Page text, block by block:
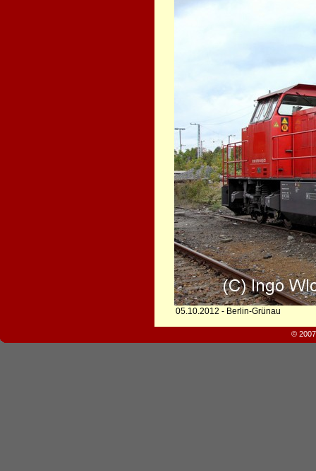
05.10.2012 - Berlin-Grünau
©